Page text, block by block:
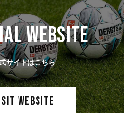
WEBSITE
サイトはこちら
WEBSITE